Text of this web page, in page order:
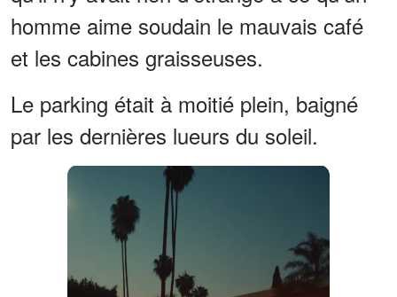
homme aime soudain le mauvais café
et les cabines graisseuses.
Le parking était à moitié plein, baigné
par les dernières lueurs du soleil.